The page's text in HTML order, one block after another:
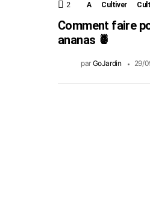
2 Commentaires
A Cultiver
Comment faire
ananas 🍍
par GoJardin 29/